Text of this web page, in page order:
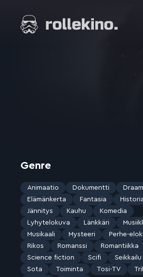
suoraan
sisältöön
Elokuvat ja elokuva-arviot | Rollekino.fi
Genre
Animaatio Dokumentti
Elämänkerta
Fantasia
Jännitys
Kauhu
Komedia
Lyhytelokuva
Länkkäri
Musikaali
Mysteeri
Perhe-
Rikos
Romanssi
Romantiikka
Science fiction
Scifi
Seikkailu
Sota
Toiminta Tosi-TV